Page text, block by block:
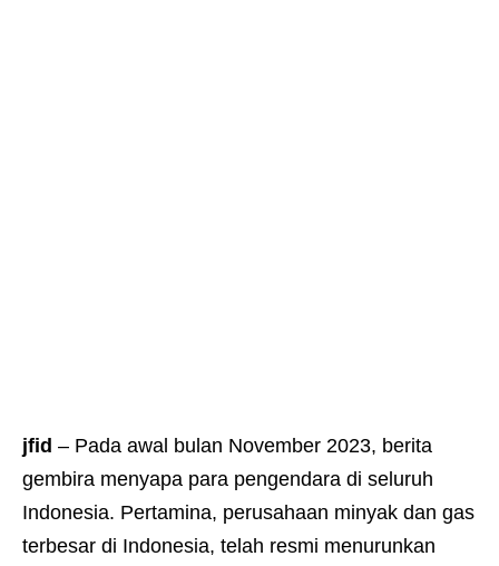
jfid – Pada awal bulan November 2023, berita
gembira menyapa para pengendara di seluruh
Indonesia. Pertamina, perusahaan minyak dan gas
terbesar di Indonesia, telah resmi menurunkan